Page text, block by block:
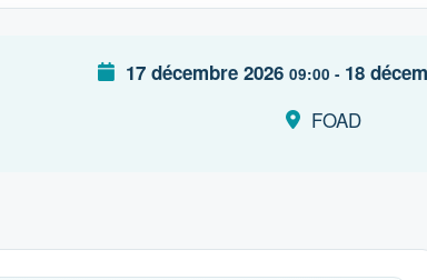
17 décembre 2026 09:00 - 18
FOAD